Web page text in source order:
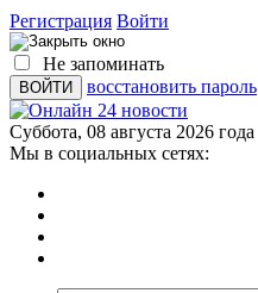
Регистрация Войти
Не запоминать
восстановить пароль
Суббота, 08 августа 2026 года
Мы в социальных сетях: